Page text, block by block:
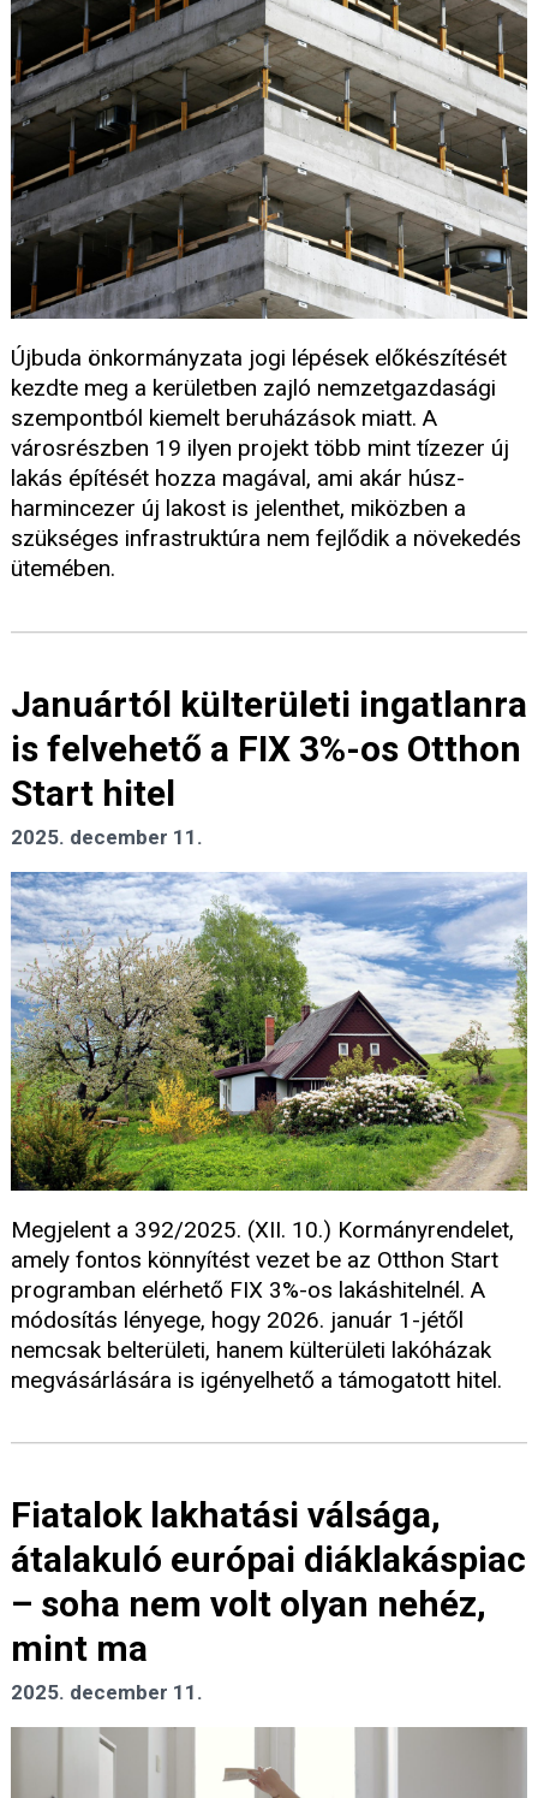
Újbuda önkormányzata jogi lépések előkészítését
kezdte meg a kerületben zajló nemzetgazdasági
szempontból kiemelt beruházások miatt. A
városrészben 19 ilyen projekt több mint tízezer új
lakás építését hozza magával, ami akár húsz-
harmincezer új lakost is jelenthet, miközben a
szükséges infrastruktúra nem fejlődik a növekedés
ütemében.
Januártól külterületi ingatlanra
is felvehető a FIX 3%-os Otthon
Start hitel
2025. december 11.
Megjelent a 392/2025. (XII. 10.) Kormányrendelet,
amely fontos könnyítést vezet be az Otthon Start
programban elérhető FIX 3%-os lakáshitelnél. A
módosítás lényege, hogy 2026. január 1-jétől
nemcsak belterületi, hanem külterületi lakóházak
megvásárlására is igényelhető a támogatott hitel.
Fiatalok lakhatási válsága,
átalakuló európai diáklakáspiac
– soha nem volt olyan nehéz,
mint ma
2025. december 11.